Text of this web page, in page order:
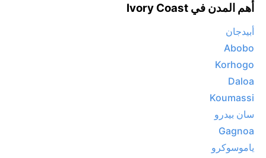
أهم المدن في Ivory Coast
أبيدجان
Abobo
Korhogo
Daloa
Koumassi
سان بيدرو
Gagnoa
ياموسوكرو